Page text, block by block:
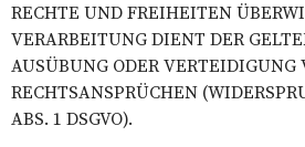
RECHTE UND FREIHEITEN
VERARBEITUNG DIENT DER
AUSÜBUNG ODER VERTEIDIGUNG
RECHTSANSPRÜCHEN
ABS. 1 DSGVO).